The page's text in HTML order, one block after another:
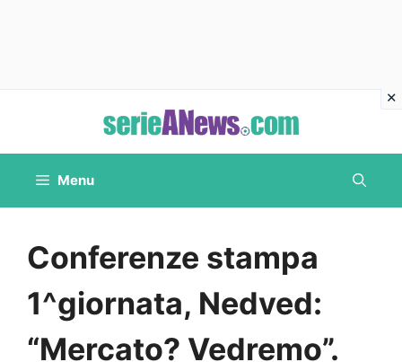
contenuto
Menu
Conferenze stampa
1^giornata, Nedved:
“Mercato? Vedremo”.